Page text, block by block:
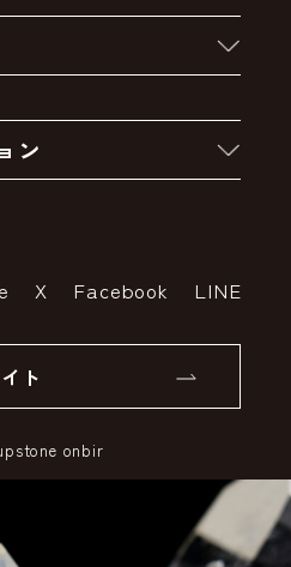
ン
X Facebook LINE
ト
onbir